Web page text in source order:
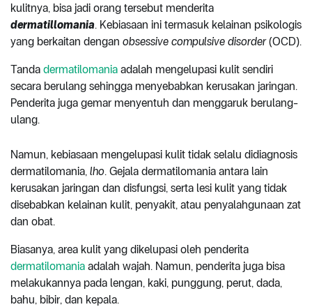
kulitnya, bisa jadi orang tersebut menderita
dermatillomania. Kebiasaan ini termasuk kelainan psikologis
yang berkaitan dengan obsessive compulsive disorder(OCD).
Tanda dermatilomania adalah mengelupasi kulit sendiri
secara berulang sehingga menyebabkan kerusakan jaringan.
Penderita juga gemar menyentuh dan menggaruk berulang-
ulang.
Namun, kebiasaan mengelupasi kulit tidak selalu didiagnosis
dermatilomania, lho. Gejala dermatilomania antara lain
kerusakan jaringan dan disfungsi, serta lesi kulit yang tidak
disebabkan kelainan kulit, penyakit, atau penyalahgunaan zat
dan obat.
Biasanya, area kulit yang dikelupasi oleh penderita
dermatilomania adalah wajah. Namun, penderita juga bisa
melakukannya pada lengan, kaki, punggung, perut, dada,
bahu, bibir, dan kepala.